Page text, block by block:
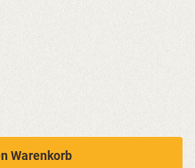
ein oder
Warenkorb